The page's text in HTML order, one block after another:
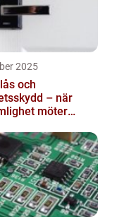
2025
och
– när
möter